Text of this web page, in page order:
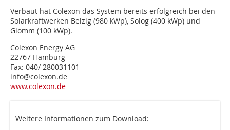
Verbaut hat Colexon das System bereits erfolgreich bei den
Solarkraftwerken Belzig (980 kWp), Solog (400 kWp) und
Glomm (100 kWp).
Colexon Energy AG
22767 Hamburg
Fax: 040/ 280031101
info@colexon.de
www.colexon.de
Weitere Informationen zum Download: